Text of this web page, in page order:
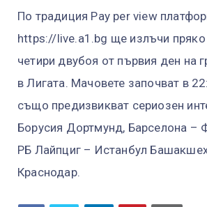
По традиция Pay per view
https://live.a1.bg ще излъчи пряко
четири двубоя от първия ден на
в Лигата. Мачовете започват в
също предизвикват сериозен
Борусия Дортмунд, Барселона –
РБ Лайпциг – Истанбул
Краснодар.